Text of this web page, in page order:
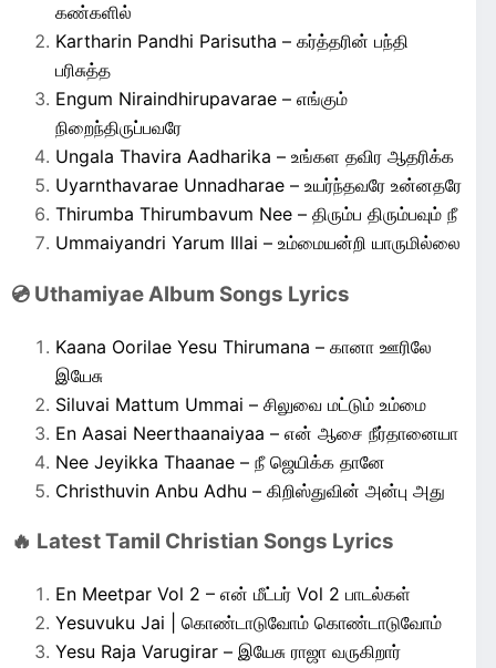
கண்களில்
Kartharin Pandhi Parisutha – கர்த்தரின் பந்தி
பரிசுத்த
Engum Niraindhirupavarae – எங்கும்
நிறைந்திருப்பவரே
Ungala Thavira Aadharika – உங்கள தவிர ஆதரிக்க
Uyarnthavarae Unnadharae – உயர்ந்தவரே உன்னதரே
Thirumba Thirumbavum Nee – திரும்ப திரும்பவும் நீ
Ummaiyandri Yarum Illai – உம்மையன்றி யாருமில்லை
💿 Uthamiyae Album Songs Lyrics
Kaana Oorilae Yesu Thirumana – கானா ஊரிலே
இயேசு
Siluvai Mattum Ummai – சிலுவை மட்டும் உம்மை
En Aasai Neerthaanaiyaa – என் ஆசை நீர்தானையா
Nee Jeyikka Thaanae – நீ ஜெயிக்க தானே
Christhuvin Anbu Adhu – கிறிஸ்துவின் அன்பு அது
🔥 Latest Tamil Christian Songs Lyrics
En Meetpar Vol 2 – என் மீட்பர் Vol 2 பாடல்கள்
Yesuvuku Jai | கொண்டாடுவோம் கொண்டாடுவோம்
Yesu Raja Varugirar – இயேசு ராஜா வருகிறார்